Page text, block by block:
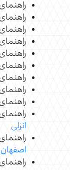
انزلی
اصفهان